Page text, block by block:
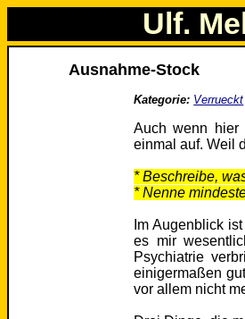
Ulf.
Ausnahme-Stock
Kategorie: Verrueckt
Auch wenn hier
einmal auf. Weil
* Beschreibe,
* Nenne
Im Augenblick
es mir
Psychiatrie
einigermaßen
vor allem nicht